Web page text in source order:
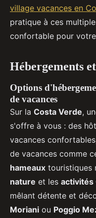
village vacances en
pratique à ces
confortable pour
Hébergements
Options
de vacances
Sur la Costa Verde,
s'offre à vous : des
vacances
de vacances comme
hameaux touristiques
nature et les activités
mêlant détente et
Moriani ou Poggio